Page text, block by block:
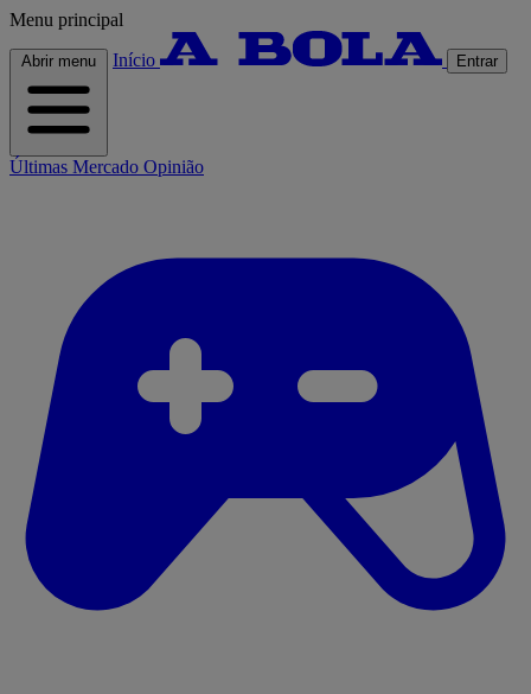
Menu principal
Abrir menu Início Entrar
Últimas Mercado Opinião